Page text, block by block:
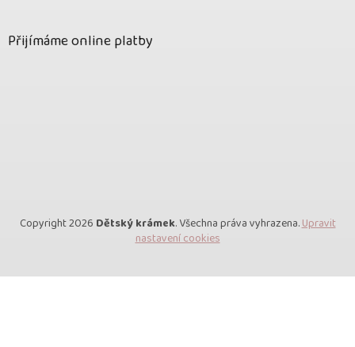
Přijímáme online platby
Copyright 2026 Dětský krámek. Všechna práva vyhrazena.Upravit
nastavení cookies